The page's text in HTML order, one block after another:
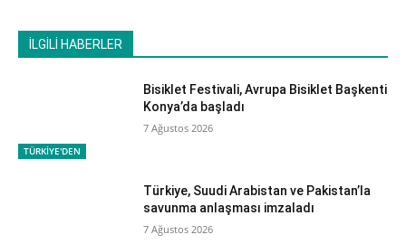
İLGİLİ HABERLER
TÜRKİYE'DEN
Bisiklet Festivali, Avrupa Bisiklet Başkenti
Konya’da başladı
7 Ağustos 2026
Türkiye, Suudi Arabistan ve Pakistan’la
savunma anlaşması imzaladı
7 Ağustos 2026